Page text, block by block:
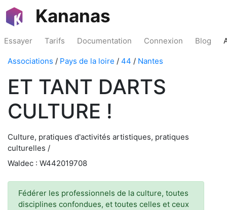
Kananas
Essayer Tarifs Documentation Connexion Blog
Associations / Pays de la loire / 44 / Nantes
ET TANT DARTS
CULTURE !
Culture, pratiques d'activités artistiques, pratiques
culturelles /
Waldec : W442019708
Fédérer les professionnels de la culture, toutes
disciplines confondues, et toutes celles et ceux